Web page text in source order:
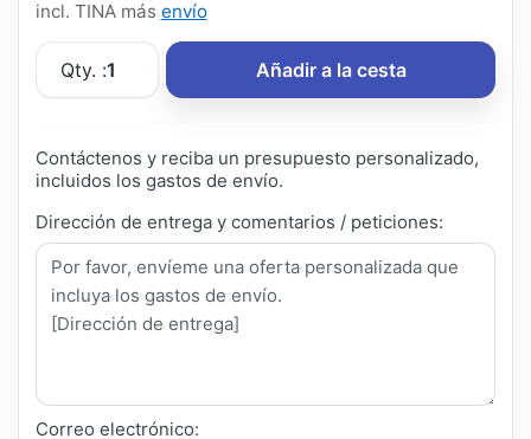
incl. TINA más envío
Qty. :1 Añadir a la cesta
Contáctenos y reciba un presupuesto personalizado,
incluidos los gastos de envío.
Dirección de entrega y comentarios / peticiones:
Correo electrónico: